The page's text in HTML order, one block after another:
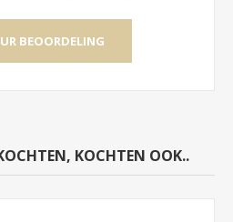
KOCHTEN OOK..